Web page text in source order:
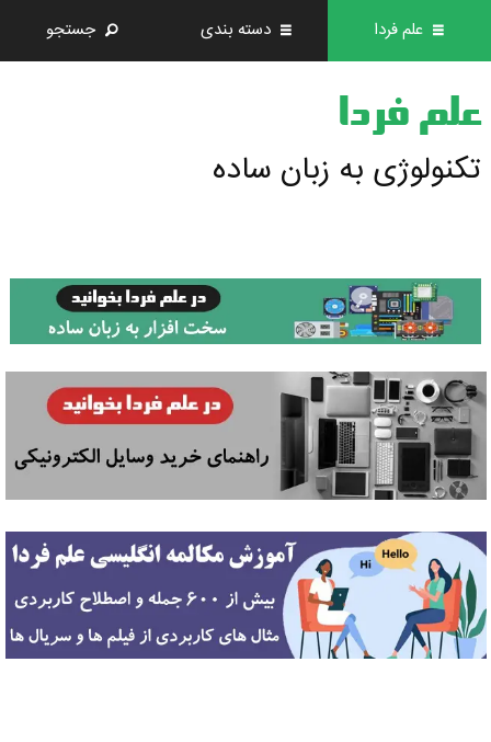
علم فردا دسته بندی جستجو
علم فردا
تکنولوژی به زبان ساده